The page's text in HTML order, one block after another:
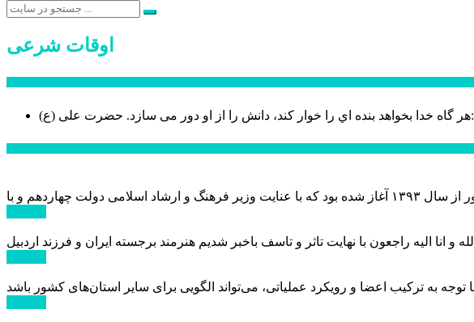
اوقات شرعی
هر گاه خدا بخواهد بنده اي را خوار كند، دانش را از او دور می سازد.حضرت علی (ع):